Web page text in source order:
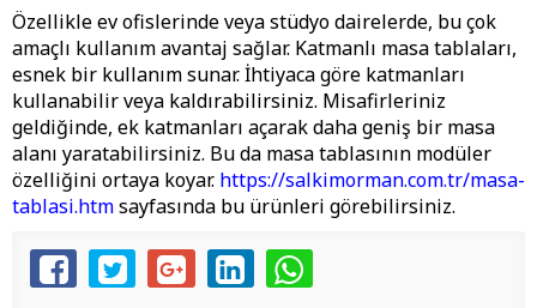
Özellikle ev ofislerinde veya stüdyo dairelerde, bu çok
amaçlı kullanım avantaj sağlar. Katmanlı masa tablaları,
esnek bir kullanım sunar. İhtiyaca göre katmanları
kullanabilir veya kaldırabilirsiniz. Misafirleriniz
geldiğinde, ek katmanları açarak daha geniş bir masa
alanı yaratabilirsiniz. Bu da masa tablasının modüler
özelliğini ortaya koyar. https://salkimorman.com.tr/masa-
tablasi.htmsayfasında bu ürünleri görebilirsiniz.